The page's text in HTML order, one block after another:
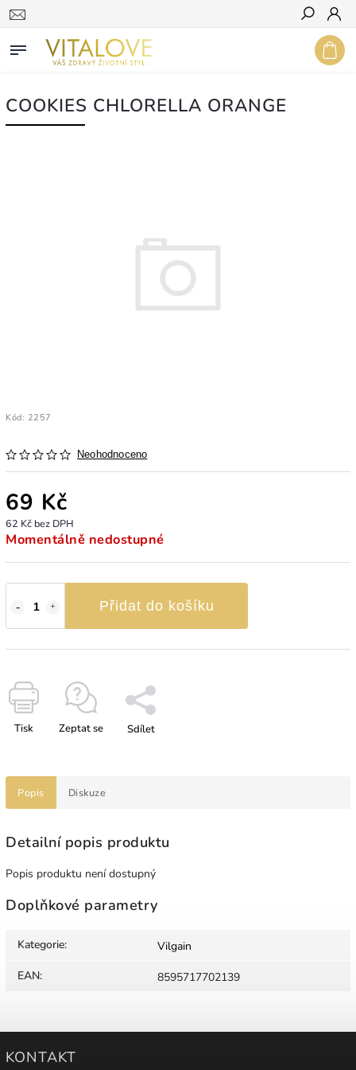
Hledat
COOKIES CHLORELLA ORANGE
Kód: 2257
Neohodnoceno
69 Kč
62 Kč bez DPH
Momentálně nedostupné
Přidat do košíku
Tisk Zeptat se Sdílet
Popis Diskuze
Detailní popis produktu
Popis produktu není dostupný
Doplňkové parametry
Kategorie:
Vilgain
EAN: 8595717702139
KONTAKT